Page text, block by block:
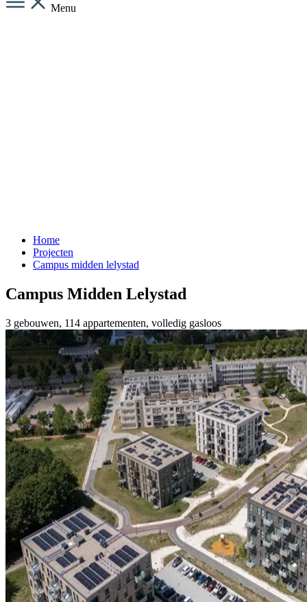
Menu
Home
Projecten
Campus midden lelystad
Campus Midden Lelystad
3 gebouwen, 114 appartementen, volledig gasloos